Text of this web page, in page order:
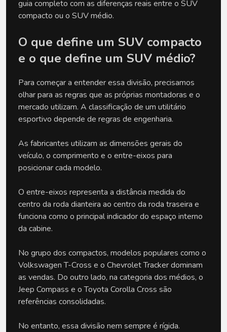
guia completo com as diferenças reais entre o SUV
compacto ou o SUV médio.
O que define um SUV compacto
e o que define um SUV médio?
Para começar a entender essa divisão, precisamos
olhar para as regras que as próprias montadoras e o
mercado utilizam. A classificação de um utilitário
esportivo depende de regras de engenharia.
As fabricantes utilizam as dimensões gerais do
veículo, o comprimento e o entre-eixos para
posicionar cada modelo.
O entre-eixos representa a distância medida do
centro da roda dianteira ao centro da roda traseira e
funciona como o principal indicador do espaço interno
da cabine.
No grupo dos compactos, modelos populares como o
Volkswagen T-Cross e o Chevrolet Tracker dominam
as vendas. Do outro lado, na categoria dos médios, o
Jeep Compass e o Toyota Corolla Cross são
referências consolidadas.
No entanto, essa divisão nem sempre é rígida.